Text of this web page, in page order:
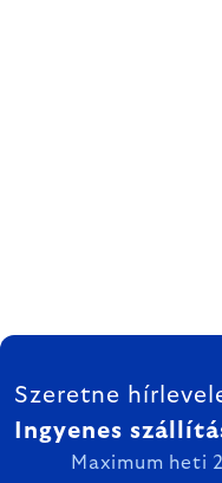
LÁBLÉC
Szeretne
Ingyenes
Maximum heti